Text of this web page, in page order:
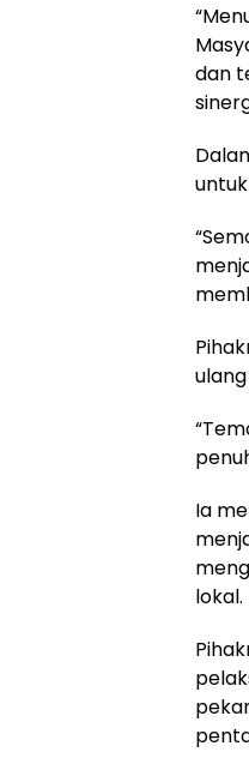
dan
Ia
lokal.